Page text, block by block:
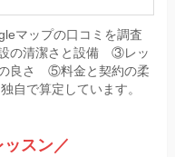
マップの口コミを調査
の清潔さと設備 ③レッ
良さ ⑤料金と契約の柔
自で算定しています。
スン／